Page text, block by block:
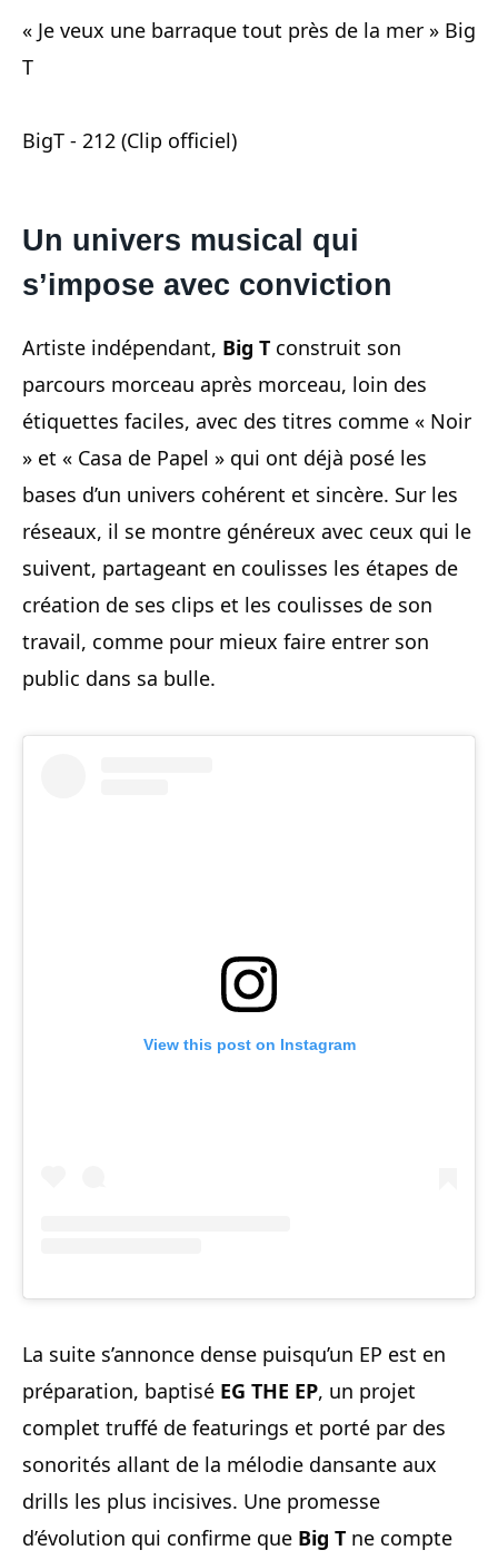
« Je veux une barraque tout près de la mer » Big
T
BigT - 212 (Clip officiel)
Un univers musical qui
s’impose avec conviction
Artiste indépendant, Big T construit son
parcours morceau après morceau, loin des
étiquettes faciles, avec des titres comme « Noir
» et « Casa de Papel » qui ont déjà posé les
bases d’un univers cohérent et sincère. Sur les
réseaux, il se montre généreux avec ceux qui le
suivent, partageant en coulisses les étapes de
création de ses clips et les coulisses de son
travail, comme pour mieux faire entrer son
public dans sa bulle.
View this post on Instagram
La suite s’annonce dense puisqu’un EP est en
préparation, baptisé EG THE EP, un projet
complet truffé de featurings et porté par des
sonorités allant de la mélodie dansante aux
drills les plus incisives. Une promesse
d’évolution qui confirme que Big T ne compte